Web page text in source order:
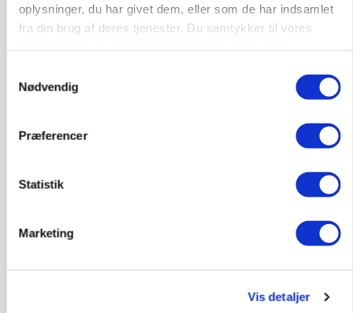
oplysninger, du har givet dem, eller som de har indsamlet
fra din brug af deres tjenester. Du samtykker til vores
Nødvendig
Præferencer
Statistik
Marketing
Vis detaljer
MARKED